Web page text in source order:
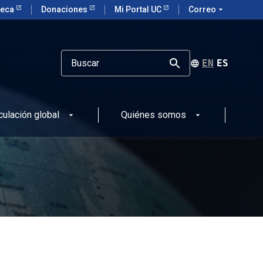
Donaciones Mi Portal UC Correo arrow_drop_down
ENGLISH
ESPAÑOL
global Quiénes somos